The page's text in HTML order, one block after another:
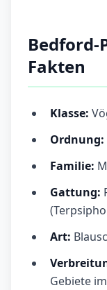
Bedford-
Fakten
Klasse:
Ordnung:
Familie:
Gattung:
Art:
Gebiete